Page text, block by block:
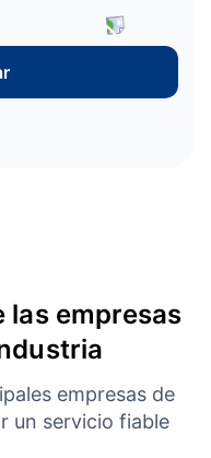
las empresas
empresas de
un servicio fiable